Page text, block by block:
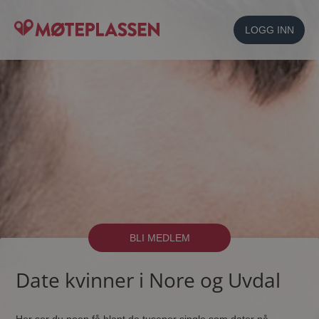
LOGG INN
BLI MEDLEM
Date kvinner i Nore og Uvdal